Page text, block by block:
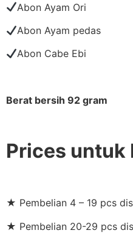
Abon Ayam Ori
Abon Ayam pedas
Abon Cabe Ebi
Berat bersih 92 gram
Prices untuk
★ Pembelian 4 – 19 pcs
★ Pembelian 20-29 pcs